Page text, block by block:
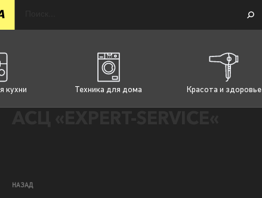
кухни Техника для дома Красота и здоровье
НАЗАД